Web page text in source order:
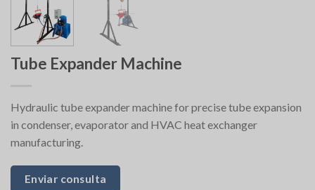
Tube Expander Machine
Hydraulic tube expander machine for precise tube expansion
in condenser, evaporator and HVAC heat exchanger
manufacturing.
Enviar consulta